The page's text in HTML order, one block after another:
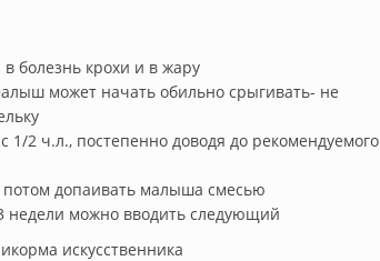
болезнь крохи и в жару
может начать обильно срыгивать- не
1/2 ч.л., постепенно доводя до рекомендуемого
допаивать малыша смесью
недели можно вводить следующий
искусственника